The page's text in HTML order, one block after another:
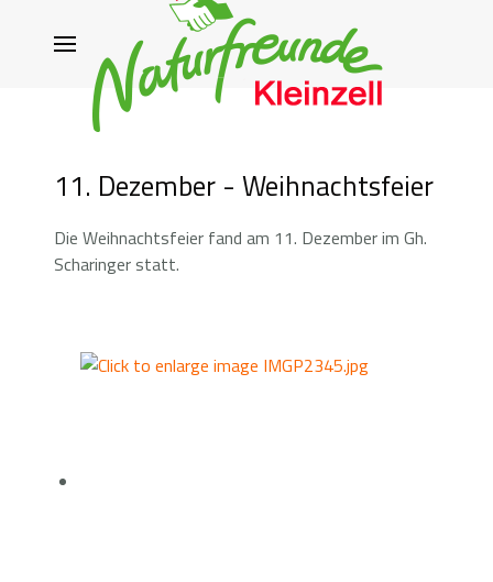
11. Dezember - Weihnachtsfeier
Die Weihnachtsfeier fand am 11. Dezember im Gh.
Scharinger statt.